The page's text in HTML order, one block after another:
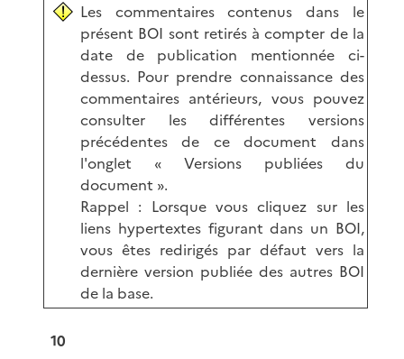
Les commentaires contenus dans le
présent BOI sont retirés à compter de la
date de publication mentionnée ci-
dessus. Pour prendre connaissance des
commentaires antérieurs, vous pouvez
consulter les différentes versions
précédentes de ce document dans
l'onglet « Versions publiées du
document ».
Rappel : Lorsque vous cliquez sur les
liens hypertextes figurant dans un BOI,
vous êtes redirigés par défaut vers la
dernière version publiée des autres BOI
de la base.
10